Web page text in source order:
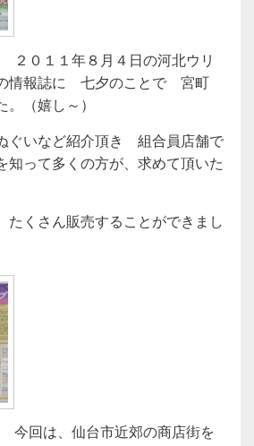
２０１１年８月４日の河北ウリ
情報誌に 七夕のことで 宮町
。（嬉し～）
ぐいなど紹介頂き 組合員店舗で
知って多くの方が、求めて頂いた
くさん販売することができまし
今回は、仙台市近郊の商店街を